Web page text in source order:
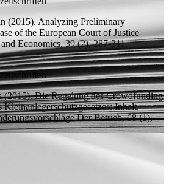
(2015). Analyzing Preliminary
of the European Court of Justice
Economics, 39 (2), 287-311.
(2015).Die Regelung des Crowdfunding
Inhalt,
Der Betrieb, 68 (1),